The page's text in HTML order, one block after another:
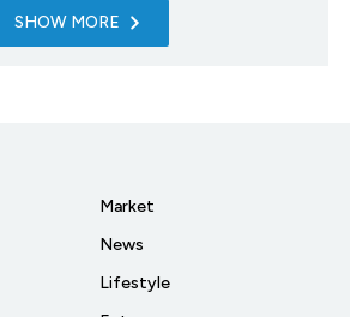
SHOW MORE
Market
News
Lifestyle